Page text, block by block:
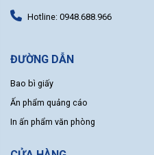
Hotline: 0948.688.966
ĐƯỜNG DẪN
Bao bì giấy
Ấn phẩm quảng cáo
In ấn phẩm văn phòng